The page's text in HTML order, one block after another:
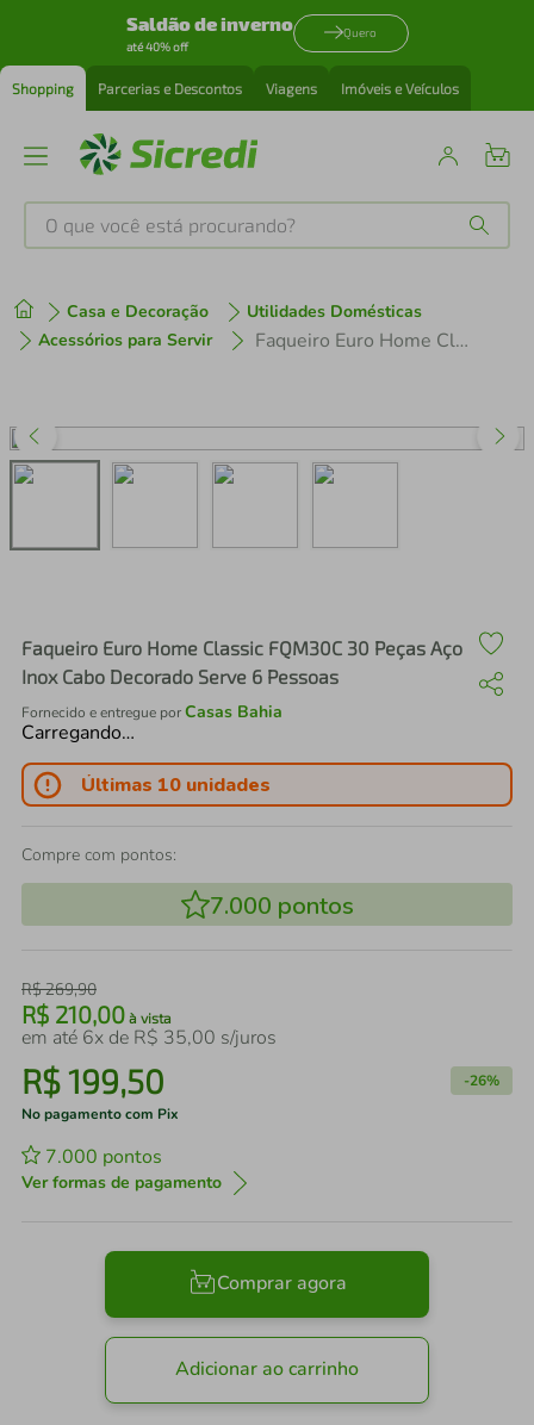
Saldão de inverno
até 40% off
Quero
Shopping Parcerias e Descontos Viagens Imóveis e Veículos
O que você está procurando?
Casa e Decoração
Utilidades Domésticas
Acessórios para Servir
Faqueiro Euro Home Classic FQM30C 30 Peças Aço Inox Cabo Decorado Serve 6 Pessoas
Faqueiro Euro Home Classic FQM30C 30 Peças Aço
Inox Cabo Decorado Serve 6 Pessoas
Fornecido e entregue porCasas Bahia
Carregando…
Últimas 10 unidades
Compre com pontos:
7.000 pontos
R$269,90
R$ 210,00 à vista
em até 6x de R$ 35,00 s/juros
R$199,50 -26%
No pagamento com Pix
7.000 pontos
Ver formas de pagamento
Comprar agora
Adicionar ao carrinho
1º tenis
3º perfume